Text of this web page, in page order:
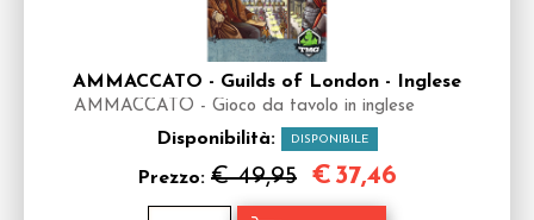
AMMACCATO - Guilds of London - Inglese
AMMACCATO - Gioco da tavolo in inglese
Disponibilità: DISPONIBILE
Prezzo: € 49,95 € 37,46